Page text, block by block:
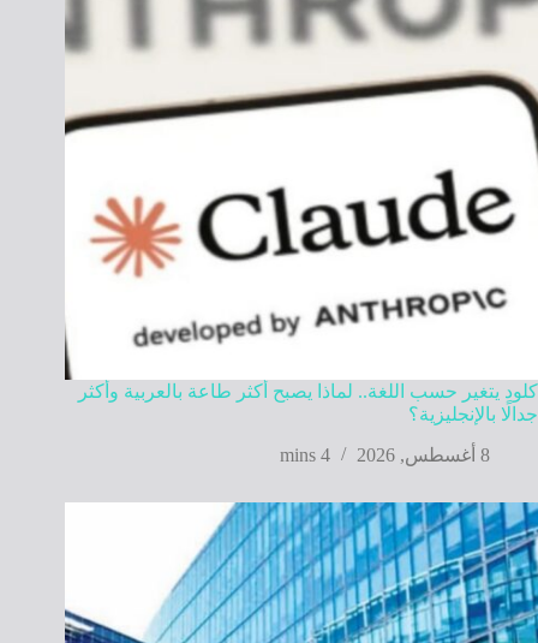
كلود يتغير حسب اللغة.. لماذا يصبح أكثر طاعة بالعربية وأكثر
جدالًا بالإنجليزية؟
8 أغسطس, 2026
4 mins